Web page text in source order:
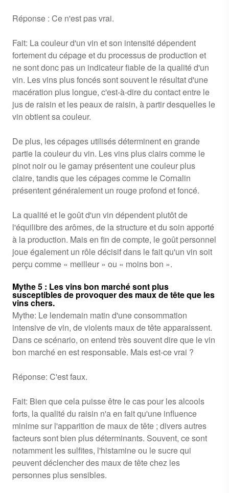
Réponse : Ce n'est pas vrai.
Fait: La couleur d'un vin et son intensité dépendent
fortement du cépage et du processus de production et
ne sont donc pas un indicateur fiable de la qualité d'un
vin. Les vins plus foncés sont souvent le résultat d'une
macération plus longue, c'est-à-dire du contact entre le
jus de raisin et les peaux de raisin, à partir desquelles le
vin obtient sa couleur.
De plus, les cépages utilisés déterminent en grande
partie la couleur du vin. Les vins plus clairs comme le
pinot noir ou le gamay présentent une couleur plus
claire, tandis que les cépages comme le Cornalin
présentent généralement un rouge profond et foncé.
La qualité et le goût d'un vin dépendent plutôt de
l'équilibre des arômes, de la structure et du soin apporté
à la production. Mais en fin de compte, le goût personnel
joue également un rôle décisif dans le fait qu'un vin soit
perçu comme « meilleur » ou « moins bon ».
Mythe 5 : Les vins bon marché sont plus
susceptibles de provoquer des maux de tête que les
vins chers.
Mythe: Le lendemain matin d'une consommation
intensive de vin, de violents maux de tête apparaissent.
Dans ce scénario, on entend très souvent dire que le vin
bon marché en est responsable. Mais est-ce vrai ?
Réponse: C'est faux.
Fait: Bien que cela puisse être le cas pour les alcools
forts, la qualité du raisin n'a en fait qu'une influence
minime sur l'apparition de maux de tête ; divers autres
facteurs sont bien plus déterminants. Souvent, ce sont
notamment les sulfites, l'histamine ou le sucre qui
peuvent déclencher des maux de tête chez les
personnes plus sensibles.